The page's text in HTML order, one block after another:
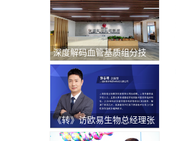
深度解码血管基质组分技
术：重塑退行性骨关节炎治
疗新格局与医疗出海中东新
机遇
《转》访欧易生物总经理张
志明：持续逆势快速增长！